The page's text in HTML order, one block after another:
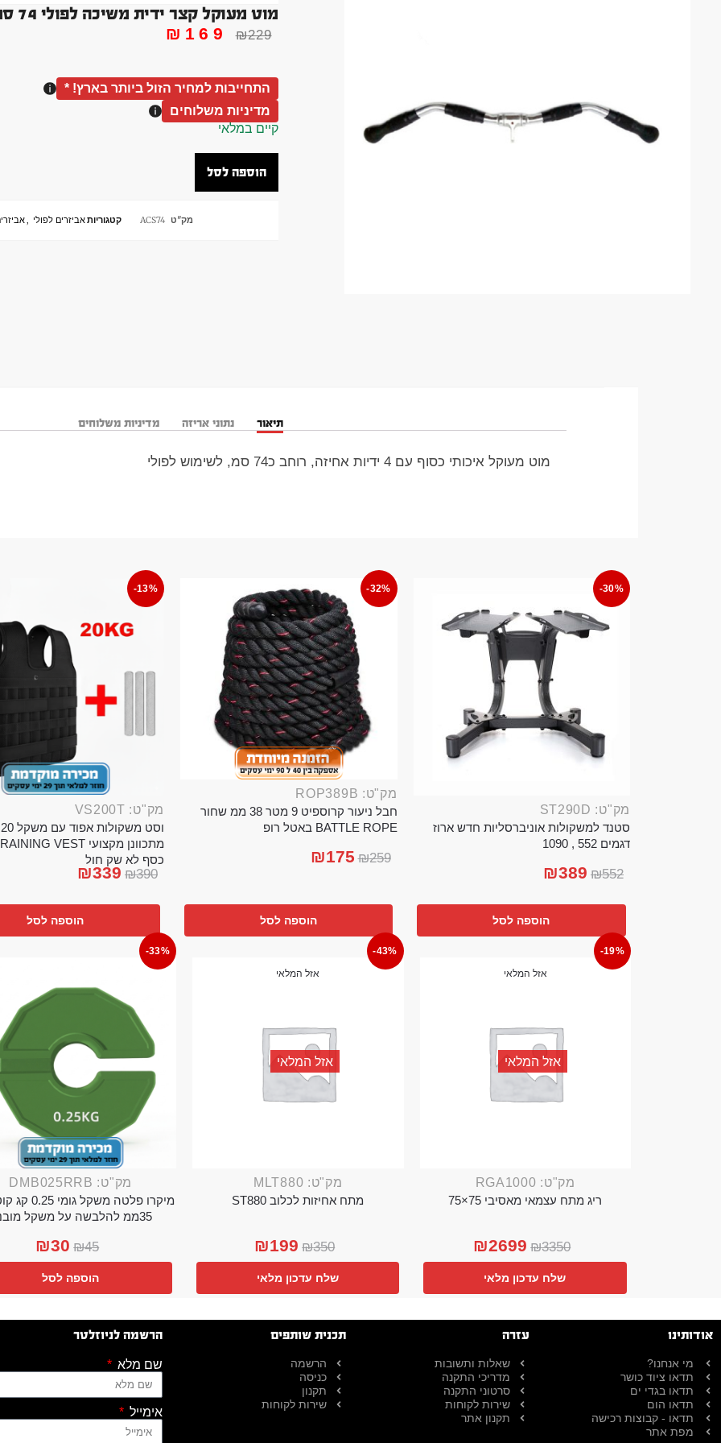
מוט מעוקל קצר ידית משיכה לפולי 74 סמ
₪229
₪ 169
התחייבות למחיר הזול ביותר בארץ! *
מדיניות משלוחים
קיים במלאי
הוספה לסל
מק"ט ACS74 קטגוריותאביזרים לפולי ,
תיאור נתוני אריזה מדיניות משלוחים
מוט מעוקל איכותי כסוף עם 4 ידיות אחיזה, רוחב כ74 סמ, לשימוש לפולי
-30%
מק"ט: ST290D
סטנד למשקולות אוניברסליות חדש ארוז
דגמים 552 , 1090
₪552
₪389
הוספה לסל
-32%
מק"ט: ROP389B
חבל ניעור קרוספיט 9 מטר 38 ממ שחור
BATTLE ROPE באטל רופ
₪259
₪175
הוספה לסל
-13%
מק"ט: VS200T
כסף לא שק חול
₪390
₪339
הוספה לסל
-19%
אזל המלאי
אזל המלאי
מק"ט: RGA1000
ריג מתח עצמאי מאסיבי 75×75
₪3350
₪2699
שלח עדכון מלאי
-43%
אזל המלאי
אזל המלאי
מק"ט: MLT880
מתח אחיזות לכלוב ST880
₪350
₪199
שלח עדכון מלאי
-33%
מק"ט: DMB025RRB
מיקרו פלטה
35ממ להלבשה על משקל מובנה
₪45
₪30
הוספה לסל
אודותינו
מי אנחנו?
תדאו ציוד כושר
תדאו בגדי ים
תדאו הום
תדאו - קבוצות רכישה
מפת אתר
עזרה
שאלות ותשובות
מדריכי התקנה
סרטוני התקנה
שירות לקוחות
תקנון אתר
תכנית שותפים
הרשמה
כניסה
תקנון
שירות לקוחות
הרשמה לניוזלטר
שם מלא
אימייל